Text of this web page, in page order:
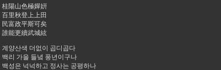
桂陽山色極嬋姸
百里秋登上上田
民富政平斯可矣
誰能更續武城絃
계양산색 더없이 곱디곱다
백리 가을 들녘 풍년이구나
백성은 넉넉하고 정사는 공평하나